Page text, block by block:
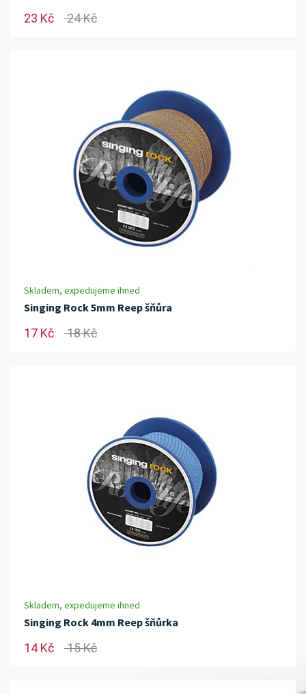
23 Kč 24 Kč
Skladem, expedujeme ihned
Singing Rock 5mm Reep šňůra
17 Kč 18 Kč
Skladem, expedujeme ihned
Singing Rock 4mm Reep šňůrka
14 Kč 15 Kč